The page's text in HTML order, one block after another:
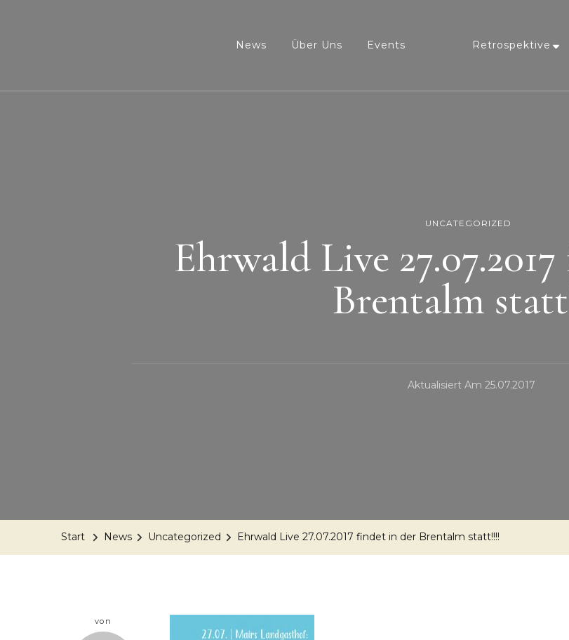
News Über Uns Events Retrospektive
UNCATEGORIZED
Ehrwald Live
Brentalm
Aktualisiert Am 25.07.2017
Start News Uncategorized Ehrwald Live 27.07.2017 findet in der Brentalm statt!!!!
von